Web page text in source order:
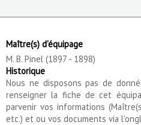
Maître(s) d'équipage
M. B. Pinel (1897 - 1898)
Historique
Nous ne disposons pas de
renseigner la fiche de cet
parvenir vos informations
etc.) et ou vos documents via